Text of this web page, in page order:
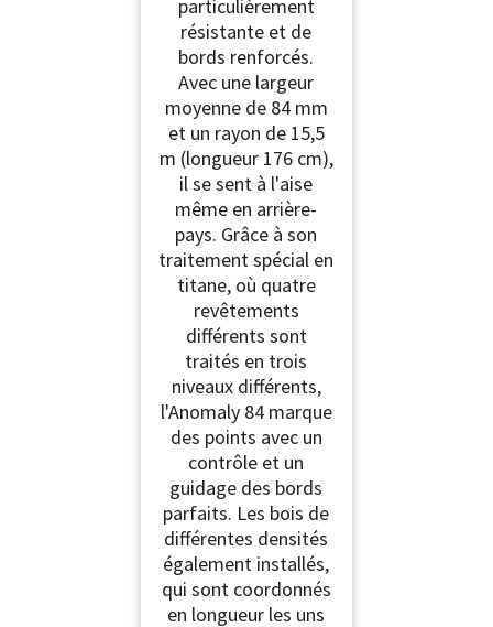
particulièrement
résistante et de
bords renforcés.
Avec une largeur
moyenne de 84 mm
et un rayon de 15,5
m (longueur 176 cm),
il se sent à l'aise
même en arrière-
pays. Grâce à son
traitement spécial en
titane, où quatre
revêtements
différents sont
traités en trois
niveaux différents,
l'Anomaly 84 marque
des points avec un
contrôle et un
guidage des bords
parfaits. Les bois de
différentes densités
également installés,
qui sont coordonnés
en longueur les uns